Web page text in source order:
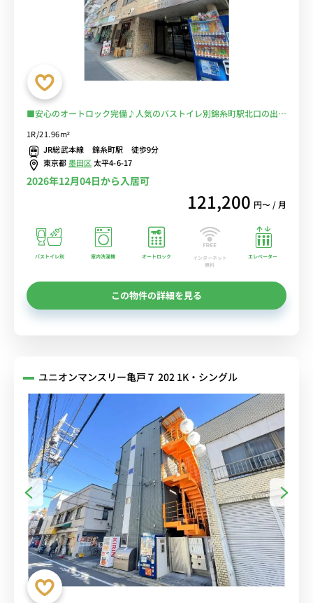
■安心のオートロック完備♪人気のバストイレ別錦糸町駅北口の出張
ンタル中！
1R/21.96m²
JR総武本線 錦糸町駅 徒歩9分
東京都墨田区太平4-6-17
2026年12月04日から入居可
121,200 円〜 / 月
バストイレ別 室内洗濯機 オートロック
インターネット
無料
エレベーター
この物件の詳細を見る
ユニオンマンスリー亀戸７ 202 1K・シングル